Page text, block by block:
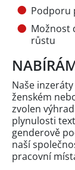
Podporu
Možnost
růstu
Naše
ženském
zvolen
plynulosti
genderově
naší
pracovní